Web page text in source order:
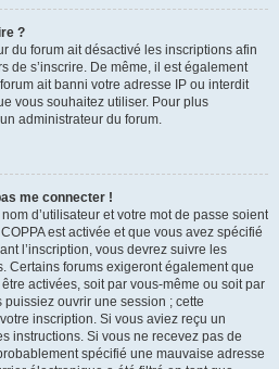
?
du forum ait désactivé les inscriptions afin
de s’inscrire. De même, il est également
ait banni votre adresse IP ou interdit
vous souhaitez utiliser. Pour plus
administrateur du forum.
me connecter !
d’utilisateur et votre mot de passe soient
est activée et que vous avez spécifié
l’inscription, vous devrez suivre les
Certains forums exigeront également que
activées, soit par vous-même ou soit par
ouvrir une session ; cette
inscription. Si vous aviez reçu un
instructions. Si vous ne recevez pas de
spécifié une mauvaise adresse